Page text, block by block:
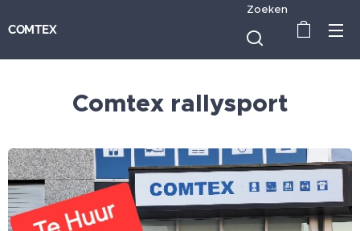
COMTEX
Zoeken
Comtex rallysport